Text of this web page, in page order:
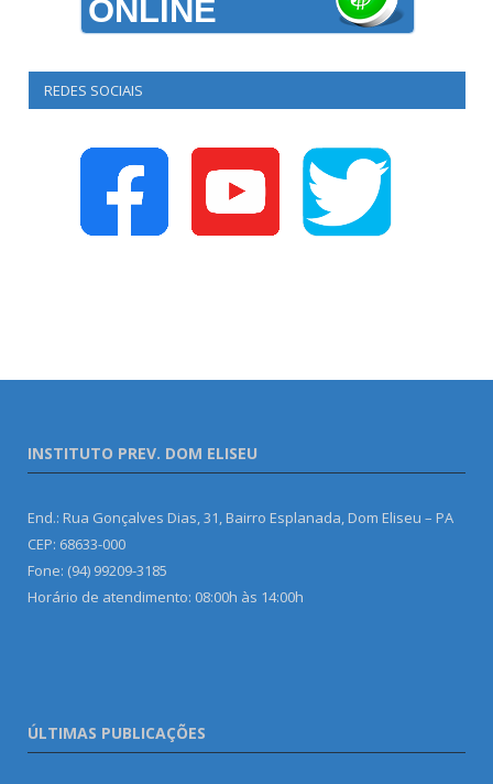
ONLINE
REDES SOCIAIS
INSTITUTO PREV. DOM ELISEU
End.: Rua Gonçalves Dias, 31, Bairro Esplanada, Dom Eliseu – PA
CEP: 68633-000
Fone: (94) 99209-3185
Horário de atendimento: 08:00h às 14:00h
ÚLTIMAS PUBLICAÇÕES